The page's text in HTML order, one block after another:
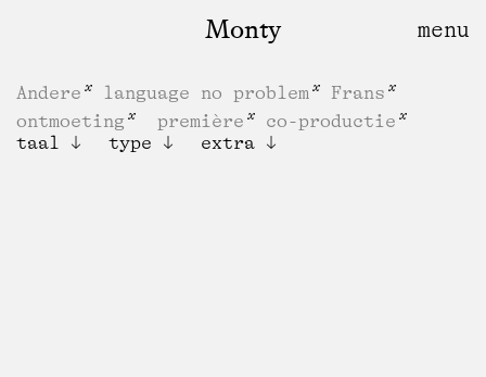
Monty
Andere language no problem
Frans
ontmoeting
première
co-productie
taal
type extra